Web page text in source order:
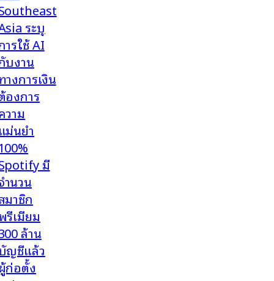
ระบุ
ารใช้ AI
บงาน
างการเงิน
องการ
วาม
แม่นยำ
มี
ำนวน
มาชิก
รีเมียม
ล้าน
ญชีแล้ว
ผู้ก่อตั้ง